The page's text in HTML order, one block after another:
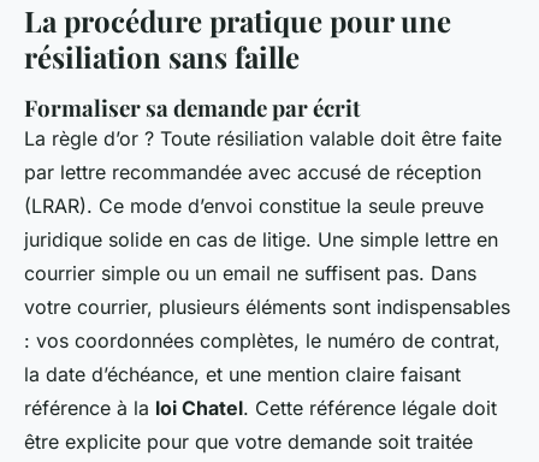
La procédure pratique pour une
résiliation sans faille
Formaliser sa demande par écrit
La règle d’or ? Toute résiliation valable doit être faite
par lettre recommandée avec accusé de réception
(LRAR). Ce mode d’envoi constitue la seule preuve
juridique solide en cas de litige. Une simple lettre en
courrier simple ou un email ne suffisent pas. Dans
votre courrier, plusieurs éléments sont indispensables
: vos coordonnées complètes, le numéro de contrat,
la date d’échéance, et une mention claire faisant
référence à la loi Chatel. Cette référence légale doit
être explicite pour que votre demande soit traitée